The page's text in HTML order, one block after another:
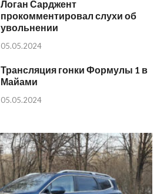
Логан Сарджент
прокомментировал слухи об
увольнении
05.05.2024
Трансляция гонки Формулы 1 в
Майами
05.05.2024